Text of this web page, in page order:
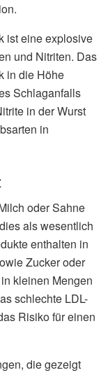
ist eine explosive
und Nitriten. Das
in die Höhe
Schlaganfalls
in der Wurst
in
oder Sahne
als wesentlich
enthalten in
Zucker oder
kleinen Mengen
schlechte LDL-
Risiko für einen
die gezeigt